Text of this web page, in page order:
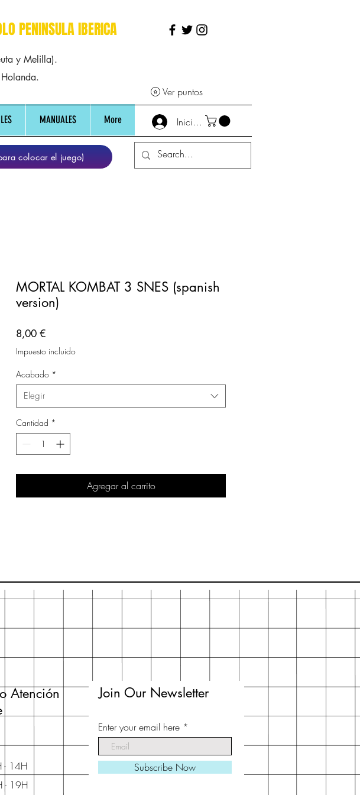
PENINSULA IBERICA
y Melilla).
Ver puntos
MANUALES More Iniciar sesión
colocar el juego)
MORTAL KOMBAT 3 SNES (spanish
version)
8,00 €Precio
Impuesto incluido
Acabado *
Elegir
Cantidad *
Agregar al carrito
Atención
- 14H
19H
Join Our Newsletter
Enter your email here
Subscribe Now